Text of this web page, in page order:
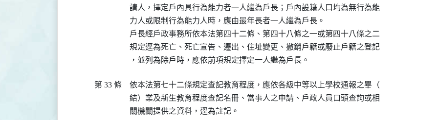
請人，擇定戶內具行為能力者一人繼為戶長；戶內設籍人口均為無行為能
力人或限制行為能力人時，應由最年長者一人繼為戶長。
戶長經戶政事務所依本法第四十二條、第四十八條之一或第四十八條之二
規定逕為死亡、死亡宣告、遷出、住址變更、撤銷戶籍或廢止戶籍之登記
，並列為除戶時，應依前項規定擇定一人繼為戶長。
第 33 條
依本法第七十二條規定查記教育程度，應依各級中等以上學校通報之畢（
結）業及新生教育程度查記名冊、當事人之申請、戶政人員口頭查詢或相
關機關提供之資料，逕為註記。